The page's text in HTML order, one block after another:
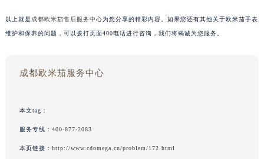
以上就是 成都欧米茄售后服务中心为您分享的精彩内容。如果您还有其他关于欧米茄手表
维护和保养的问题，可以拨打页面400电话进行咨询，我们将竭诚为您服务。
成都欧米茄服务中心
本文tag：
服务专线： 400-877-2083
本页链接： http://www.cdomega.cn/problem/172.html